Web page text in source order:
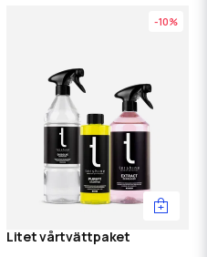
Litet vårtvättpaket
-10%